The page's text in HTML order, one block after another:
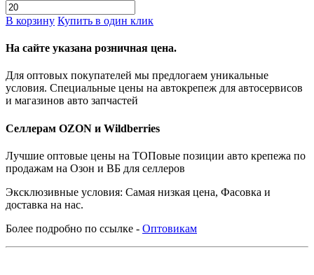
В корзину Купить в один клик
На сайте указана розничная цена.
Для оптовых покупателей мы предлогаем уникальные
условия. Специальные цены на автокрепеж для автосервисов
и магазинов авто запчастей
Селлерам OZON и Wildberries
Лучшие оптовые цены на ТОПовые позиции авто крепежа по
продажам на Озон и ВБ для селлеров
Эксклюзивные условия: Самая низкая цена, Фасовка и
доставка на нас.
Более подробно по ссылке - Оптовикам